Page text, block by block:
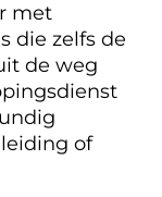
met
die zelfs de
de weg
of